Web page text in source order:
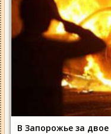
В Запорожье за